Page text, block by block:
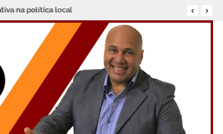
na política local